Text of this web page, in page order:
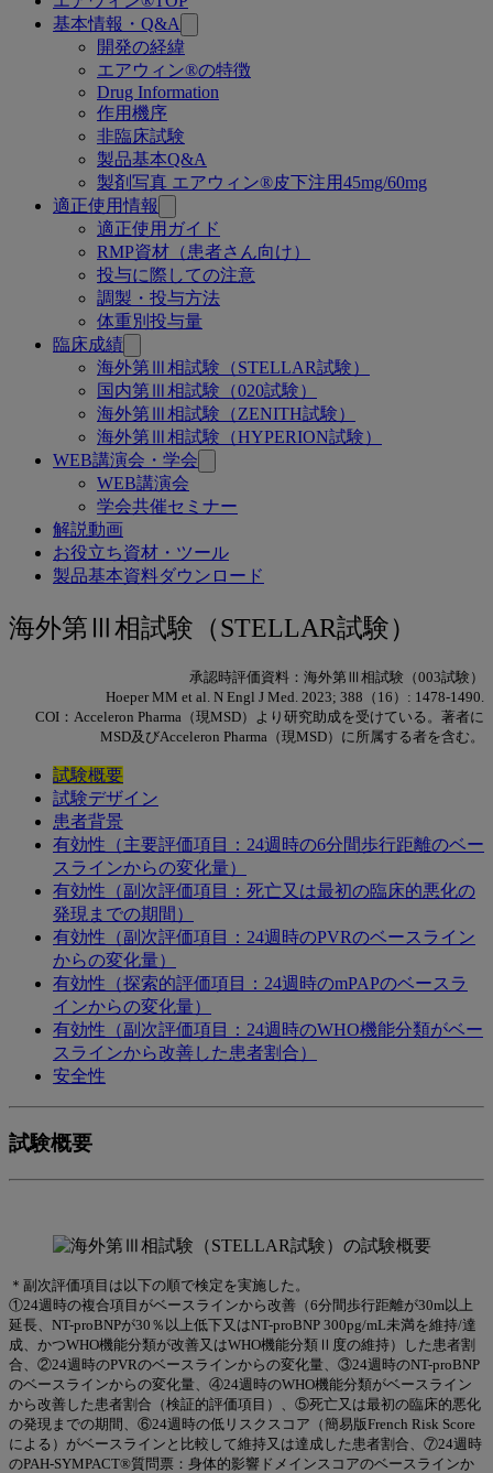
基本情報・Q&A
開発の経緯
エアウィン®の特徴
Drug Information
作用機序
非臨床試験
製品基本Q&A
製剤写真 エアウィン®皮下注用45mg/60mg
適正使用情報
適正使用ガイド
RMP資材（患者さん向け）
投与に際しての注意
調製・投与方法
体重別投与量
臨床成績
海外第Ⅲ相試験（STELLAR試験）
国内第Ⅲ相試験（020試験）
海外第Ⅲ相試験（ZENITH試験）
海外第Ⅲ相試験（HYPERION試験）
WEB講演会・学会
WEB講演会
学会共催セミナー
解説動画
お役立ち資材・ツール
製品基本資料ダウンロード
海
（STELLAR
験）
海外第Ⅲ相試験（STELLAR試験）
承認時評価資料：海外第Ⅲ相試験（003試験）
Hoeper MM et al. N Engl J Med. 2023; 388（16）: 1478-1490.
COI：Acceleron Pharma（現MSD）より研究助成を受けている。著者に
MSD及びAcceleron Pharma（現MSD）に所属する者を含む。
試験概要
試験デザイン
患者背景
有効性（主要評価項目：24週時の6分間歩行距離のベー
スラインからの変化量）
有効性（副次評価項目：死亡又は最初の臨床的悪化の
発現までの期間）
有効性（副次評価項目：24週時のPVRのベースライン
からの変化量）
有効性（探索的評価項目：24週時のmPAPのベースラ
インからの変化量）
有効性（副次評価項目：24週時のWHO機能分類がベー
スラインから改善した患者割合）
安全性
試験概要
＊副次評価項目は以下の順で検定を実施した。
①24週時の複合項目がベースラインから改善（6分間歩行距離が30m以上
延長、NT-proBNPが30％以上低下又はNT-proBNP 300pg/mL未満を維持/達
成、かつWHO機能分類が改善又はWHO機能分類Ⅱ度の維持）した患者割
合、②24週時のPVRのベースラインからの変化量、③24週時のNT-proBNP
のベースラインからの変化量、④24週時のWHO機能分類がベースライン
から改善した患者割合（検証的評価項目）、⑤死亡又は最初の臨床的悪化
の発現までの期間、⑥24週時の低リスクスコア（簡易版French Risk Score
による）がベースラインと比較して維持又は達成した患者割合、⑦24週時
のPAH-SYMPACT®質問票：身体的影響ドメインスコアのベースラインか